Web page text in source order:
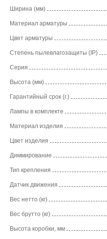
Ширина (мм)
Материал арматуры
Цвет арматуры
Степень пылевлагозащиты (IP)
Серия
Высота (мм)
Гарантийный срок (г.)
Лампы в комплекте
Материал изделия
Цвет изделия
Диммирование
Тип крепления
Датчик движения
Вес нетто (кг)
Вес брутто (кг)
Высота коробки, мм